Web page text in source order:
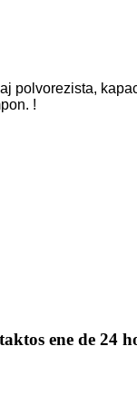
polvorezista,
!
ene de 24